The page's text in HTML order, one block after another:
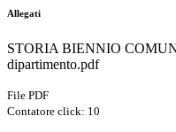
Allegati
STORIA BIENNIO
dipartimento.pdf
File PDF
Contatore click: 10